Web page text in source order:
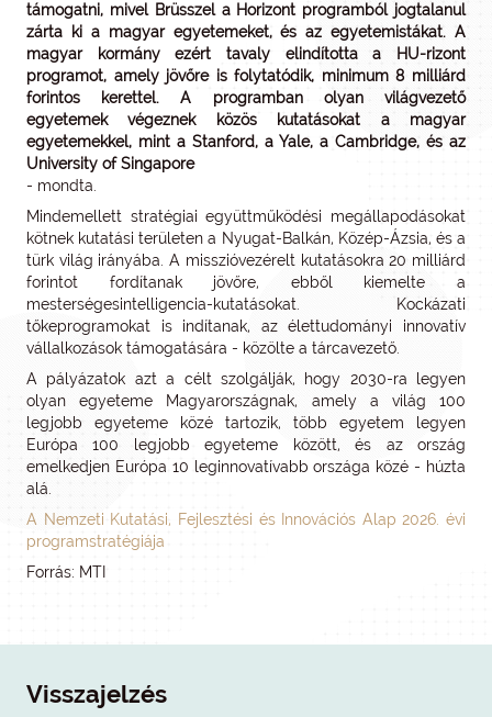
támogatni, mivel Brüsszel a Horizont programból jogtalanul
zárta ki a magyar egyetemeket, és az egyetemistákat. A
magyar kormány ezért tavaly elindította a HU-rizont
programot, amely jövőre is folytatódik, minimum 8 milliárd
forintos kerettel. A programban olyan világvezető
egyetemek végeznek közös kutatásokat a magyar
egyetemekkel, mint a Stanford, a Yale, a Cambridge, és az
University of Singapore
- mondta.
Mindemellett stratégiai együttműködési megállapodásokat
kötnek kutatási területen a Nyugat-Balkán, Közép-Ázsia, és a
türk világ irányába. A misszióvezérelt kutatásokra 20 milliárd
forintot fordítanak jövőre, ebből kiemelte a
mesterségesintelligencia-kutatásokat. Kockázati
tőkeprogramokat is indítanak, az élettudományi innovatív
vállalkozások támogatására - közölte a tárcavezető.
A pályázatok azt a célt szolgálják, hogy 2030-ra legyen
olyan egyeteme Magyarországnak, amely a világ 100
legjobb egyeteme közé tartozik, több egyetem legyen
Európa 100 legjobb egyeteme között, és az ország
emelkedjen Európa 10 leginnovatívabb országa közé - húzta
alá.
A Nemzeti Kutatási, Fejlesztési és Innovációs Alap 2026. évi
programstratégiája
Forrás: MTI
Visszajelzés